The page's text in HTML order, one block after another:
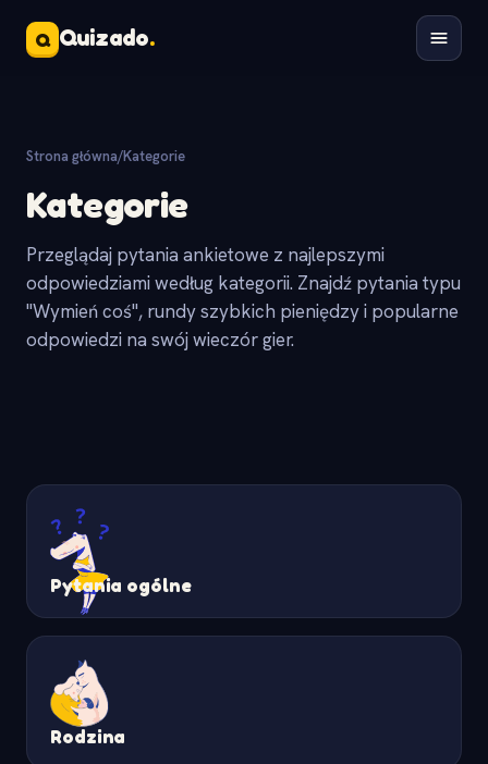
Q Quizado.
Strona główna/Kategorie
Kategorie
Przeglądaj pytania ankietowe z najlepszymi
odpowiedziami według kategorii. Znajdź pytania typu
"Wymień coś", rundy szybkich pieniędzy i popularne
odpowiedzi na swój wieczór gier.
Pytania ogólne
Rodzina